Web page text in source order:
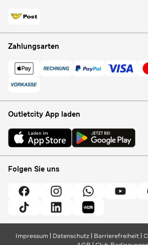
Zahlungsarten
Outletcity App laden
Folgen Sie uns
Impressum Datenschutz Barrierefreiheit